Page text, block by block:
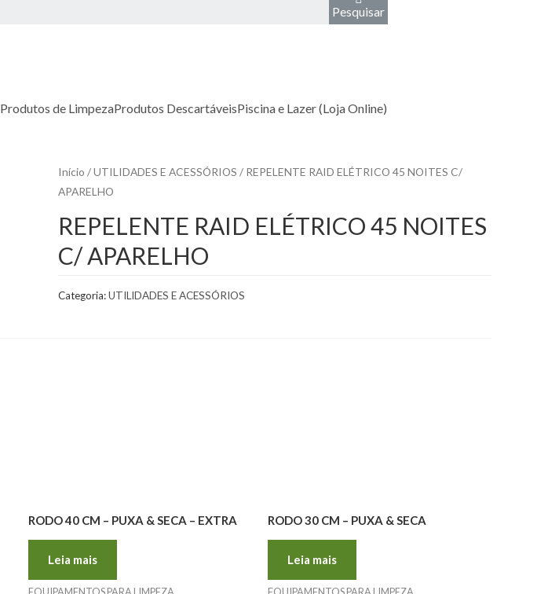
Pesquisar
Produtos de LimpezaProdutos DescartáveisPiscina e Lazer (Loja Online)
Início /UTILIDADES E ACESSÓRIOS / REPELENTE RAID ELÉTRICO 45 NOITES C/
APARELHO
REPELENTE RAID ELÉTRICO 45 NOITES
C/ APARELHO
Categoria:UTILIDADES E ACESSÓRIOS
RODO 40 CM – PUXA & SECA – EXTRA
Leia mais
RODO 30 CM – PUXA & SECA
Leia mais